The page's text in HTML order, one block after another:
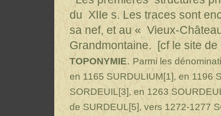
du XIIe s. Les traces sont
sa nef, et au « Vieux-
Grandmontaine. [cf le site de
TOPONYMIE. Parmi les
en 1165 SURDULIUM[1], en 1196
SORDEUIL[3], en 1263
de SURDEUL[5], vers 1272-1277